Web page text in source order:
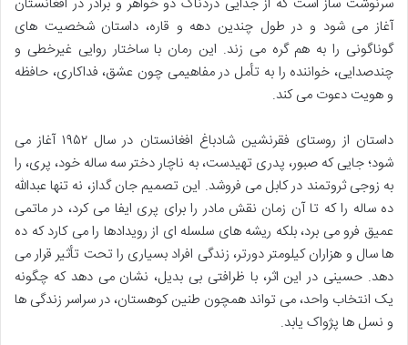
آغاز می شود و در طول چندین دهه و قاره، داستان شخصیت های
گوناگونی را به هم گره می زند. این رمان با ساختار روایی غیرخطی و
چندصدایی، خواننده را به تأمل در مفاهیمی چون عشق، فداکاری، حافظه
و هویت دعوت می کند.
داستان از روستای فقرنشین شادباغ افغانستان در سال ۱۹۵۲ آغاز می
شود؛ جایی که صبور، پدری تهیدست، به ناچار دختر سه ساله خود، پری، را
به زوجی ثروتمند در کابل می فروشد. این تصمیم جان گداز، نه تنها عبدالله
ده ساله را که تا آن زمان نقش مادر را برای پری ایفا می کرد، در ماتمی
عمیق فرو می برد، بلکه ریشه های سلسله ای از رویدادها را می کارد که ده
ها سال و هزاران کیلومتر دورتر، زندگی افراد بسیاری را تحت تأثیر قرار می
دهد. حسینی در این اثر، با ظرافتی بی بدیل، نشان می دهد که چگونه
یک انتخاب واحد، می تواند همچون طنین کوهستان، در سراسر زندگی ها
و نسل ها پژواک یابد.